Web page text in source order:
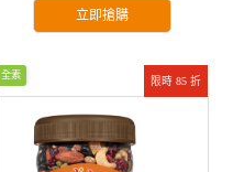
立即搶購
限時 85 折
全素